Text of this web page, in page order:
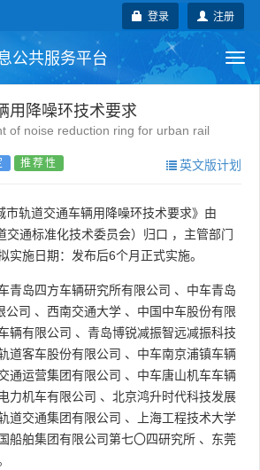
注册
登录
公共服务平台
行业标准
用降噪环技术要求
of noise reduction ring for urban rail
推荐性 英文版计划
市轨道交通车辆用降噪环技术要求》由
交通标准化技术委员会）归口 ，主管部门
实施日期：发布后6个月正式实施。
青岛四方车辆研究所有限公司 、 中车青岛
公司 、 西南交通大学 、 中国中车股份有限
辆有限公司 、 青岛博锐减振智远减振科技
道客车股份有限公司 、 中车南京浦镇车辆
通运营集团有限公司 、 中车唐山机车车辆
力机车有限公司 、 北京鸿升时代科技发展
道交通集团有限公司 、
上海工程技术大学
船舶集团有限公司第七〇四研究所 、 东莞